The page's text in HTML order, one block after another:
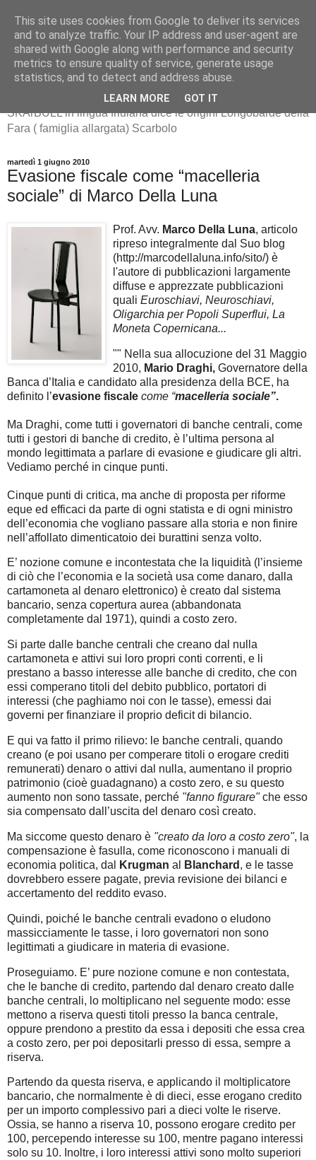
SKArBULL -Scarbolo-
SKArBULL in lingua friulana dice le origini Longobarde della
Fara ( famiglia allargata) Scarbolo
martedì 1 giugno 2010
Evasione fiscale come “macelleria
sociale” di Marco Della Luna
Prof. Avv. Marco Della Luna, articolo
ripreso integralmente dal Suo blog
(http://marcodellaluna.info/sito/) è
l'autore di pubblicazioni largamente
diffuse e apprezzate pubblicazioni
quali Euroschiavi, Neuroschiavi,
Oligarchia per Popoli Superflui, La
Moneta Copernicana...
"" Nella sua allocuzione del 31 Maggio
2010, Mario Draghi, Governatore della
Banca d’Italia e candidato alla presidenza della BCE, ha
definito l’evasione fiscale come “macelleria sociale”.
Ma Draghi, come tutti i governatori di banche centrali, come
tutti i gestori di banche di credito, è l’ultima persona al
mondo legittimata a parlare di evasione e giudicare gli altri.
Vediamo perché in cinque punti.
Cinque punti di critica, ma anche di proposta per riforme
eque ed efficaci da parte di ogni statista e di ogni ministro
dell’economia che vogliano passare alla storia e non finire
nell’affollato dimenticatoio dei burattini senza volto.
E’ nozione comune e incontestata che la liquidità (l’insieme
di ciò che l’economia e la società usa come danaro, dalla
cartamoneta al denaro elettronico) è creato dal sistema
bancario, senza copertura aurea (abbandonata
completamente dal 1971), quindi a costo zero.
Si parte dalle banche centrali che creano dal nulla
cartamoneta e attivi sui loro propri conti correnti, e li
prestano a basso interesse alle banche di credito, che con
essi comperano titoli del debito pubblico, portatori di
interessi (che paghiamo noi con le tasse), emessi dai
governi per finanziare il proprio deficit di bilancio.
E qui va fatto il primo rilievo: le banche centrali, quando
creano (e poi usano per comperare titoli o erogare crediti
remunerati) denaro o attivi dal nulla, aumentano il proprio
patrimonio (cioè guadagnano) a costo zero, e su questo
aumento non sono tassate, perché "fanno figurare"che esso
sia compensato dall’uscita del denaro così creato.
Ma siccome questo denaro è "creato da loro a costo zero", la
compensazione è fasulla, come riconoscono i manuali di
economia politica, dal
Krugman al Blanchard , e le tasse
dovrebbero essere pagate, previa revisione dei bilanci e
accertamento del reddito evaso.
Quindi, poiché le banche centrali evadono o eludono
massicciamente le tasse, i loro governatori non sono
legittimati a giudicare in materia di evasione.
Proseguiamo. E’ pure nozione comune e non contestata,
che le banche di credito, partendo dal denaro creato dalle
banche centrali, lo moltiplicano nel seguente modo: esse
mettono a riserva questi titoli presso la banca centrale,
oppure prendono a prestito da essa i depositi che essa crea
a costo zero, per poi depositarli presso di essa, sempre a
riserva.
Partendo da questa riserva, e applicando il moltiplicatore
bancario, che normalmente è di dieci, esse erogano credito
per un importo complessivo pari a dieci volte le riserve.
Ossia, se hanno a riserva 10, possono erogare credito per
100, percependo interesse su 100, mentre pagano interessi
solo su 10. Inoltre, i loro interessi attivi sono molto superiori
This site uses cookies from Google to deliver its services
and to analyze traffic. Your IP address and user-agent are
shared with Google along with performance and security
metrics to ensure quality of service, generate usage
statistics, and to detect and address abuse.
LEARN MORE GOT IT